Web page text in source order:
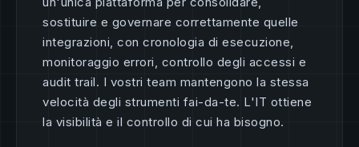
sostituire e governare correttamente quelle
integrazioni, con cronologia di esecuzione,
monitoraggio errori, controllo degli accessi e
audit trail. I vostri team mantengono la stessa
velocità degli strumenti fai-da-te. L'IT ottiene
la visibilità e il controllo di cui ha bisogno.